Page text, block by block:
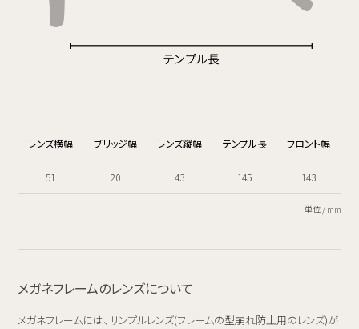
レンズ横幅 ブリッジ幅 レンズ縦幅 テンプル長 フロント幅
51 20 43 145 143
単位 / mm
メガネフレームのレンズについて
メガネフレームには、サンプルレンズ(フレームの型崩れ防止用のレンズ)が